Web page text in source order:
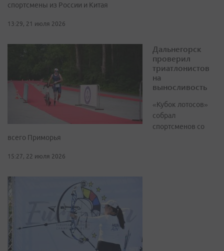
спортсмены из России и Китая
13:29, 21 июля 2026
Дальнегорск
проверил
триатлонистов
на
выносливость
«Кубок лотосов»
собрал
спортсменов со
всего Приморья
15:27, 22 июля 2026